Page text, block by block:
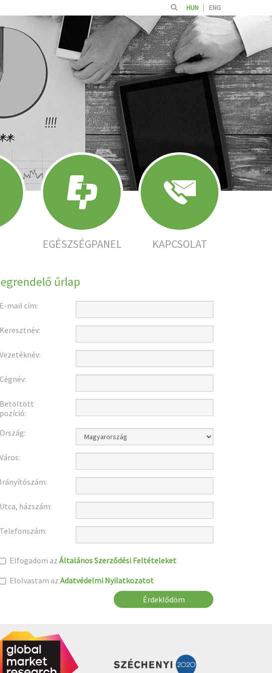
HUN ENG
EGÉSZSÉGPANEL KAPCSOLAT
űrlap
E-mail cím:
Keresztnév:
Vezetéknév:
Cégnév:
Betöltött
pozíció:
Ország:
Város:
Irányítószám:
Utca, házszám:
Telefonszám:
Elfogadom az Általános Szerződési Feltételeket
Elolvastam az Adatvédelmi Nyilatkozatot
Érdeklődöm